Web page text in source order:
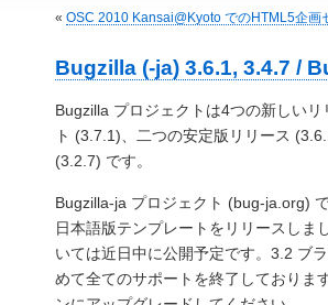
« OSC 2010 Kansai@Kyoto でのHTML5企画
Bugzilla (-ja) 3.6.1, 3.4.7 /
Bugzilla プロジェクトは4つの新しい
ト (3.7.1)、二つの安定版リリース
(3.2.7) です。
Bugzilla-ja プロジェクト (bug-ja.org)
日本語版テンプレートをリリースしま
いては近日中に公開予定です。3.2 ブ
めて全てのサポートを終了しておりま